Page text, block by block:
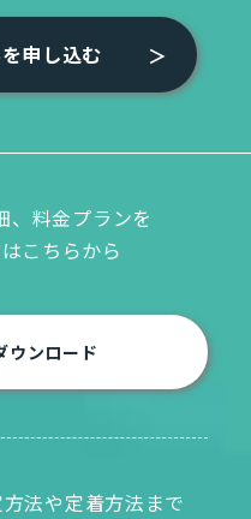
申し込む
、料金プランを
こちらから
ウンロード
法や定着方法まで